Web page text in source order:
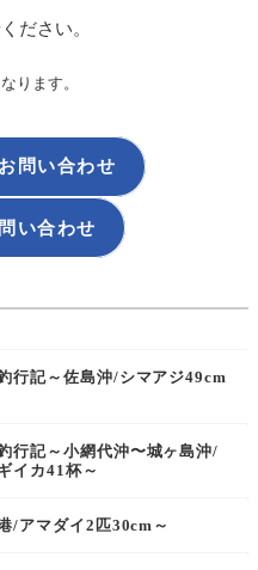
ださい。
ります。
問い合わせ
い合わせ
行記～佐島沖/シマアジ49cm
行記～小網代沖〜城ヶ島沖/
イカ41杯～
/アマダイ2匹30cm～